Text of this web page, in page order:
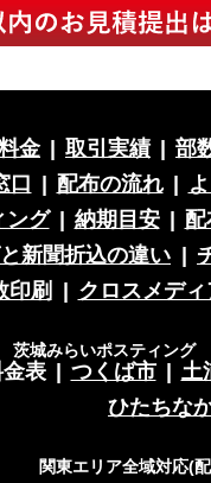
金 取引実績
部
口 配布の流れ
ング
納期目安
新聞折込の違い
印刷 クロスメディ
茨城みらいポスティング
表 つくば市
土
ひたちな
関東エリア全域対応(